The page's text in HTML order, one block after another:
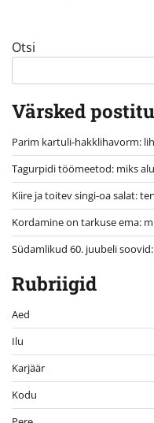
Otsi
Värsked
Parim kartuli-hakklihavorm:
Tagurpidi töömeetod: miks
Kiire ja toitev singi-oa salat:
Kordamine on tarkuse ema:
Südamlikud 60. juubeli
Rubriigid
Aed
Ilu
Karjäär
Kodu